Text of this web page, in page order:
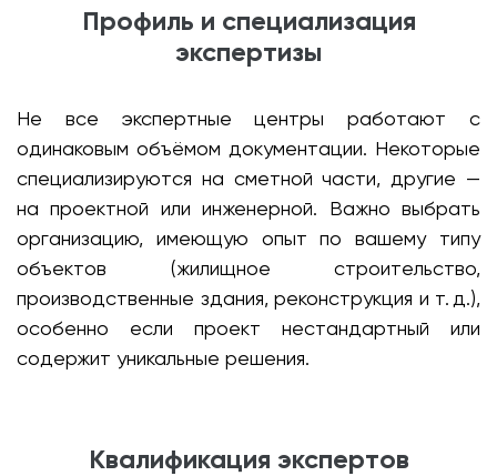
Профиль и специализация
экспертизы
Не все экспертные центры работают с
одинаковым объёмом документации. Некоторые
специализируются на сметной части, другие —
на проектной или инженерной. Важно выбрать
организацию, имеющую опыт по вашему типу
объектов (жилищное строительство,
производственные здания, реконструкция и т. д.),
особенно если проект нестандартный или
содержит уникальные решения.
Квалификация экспертов